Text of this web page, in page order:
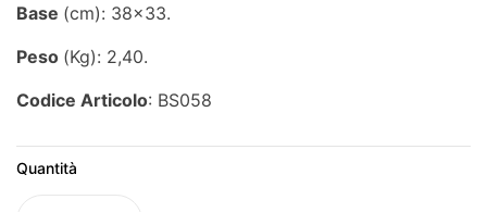
Base (cm): 38x33.
Peso (Kg): 2,40.
Codice Articolo: BS058
Quantità